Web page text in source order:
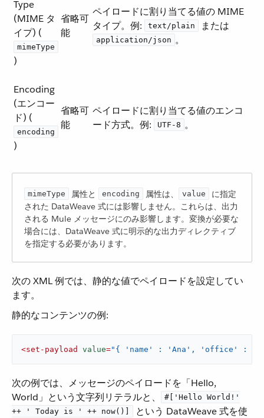
Type
(MIME タ
イプ) (​
mimeType
)
省略可
能
ペイロードに割り当てる値の MIME
タイプ。例:
text/plain ​ または ​
application/json ​。
Encoding
(エンコー
ド) (​
encoding
)
省略可
能
ペイロードに割り当てる値のエンコ
ード方式。例:
UTF-8 ​。
mimeType ​ 属性と ​ encoding ​ 属性は、​ value
​ に指定
された DataWeave 式には影響しません。これらは、出力
される Mule メッセージにのみ影響します。変換が必要な
場合には、DataWeave 式に明示的な出力ディレクティブ
を指定する必要があります。
次の XML 例では、静的な値でペイロードを設定してい
ます。
静的なコンテンツの例:
<set-payload value="{ 'name' : 'Ana', 'office' :
次の例では、メッセージのペイロードを「Hello,
World」という文字列リテラルと、​
#['Hello World!'
++ ' Today is ' ++ now()]
​ という DataWeave 式を使